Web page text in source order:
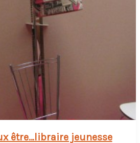
être…libraire jeunesse